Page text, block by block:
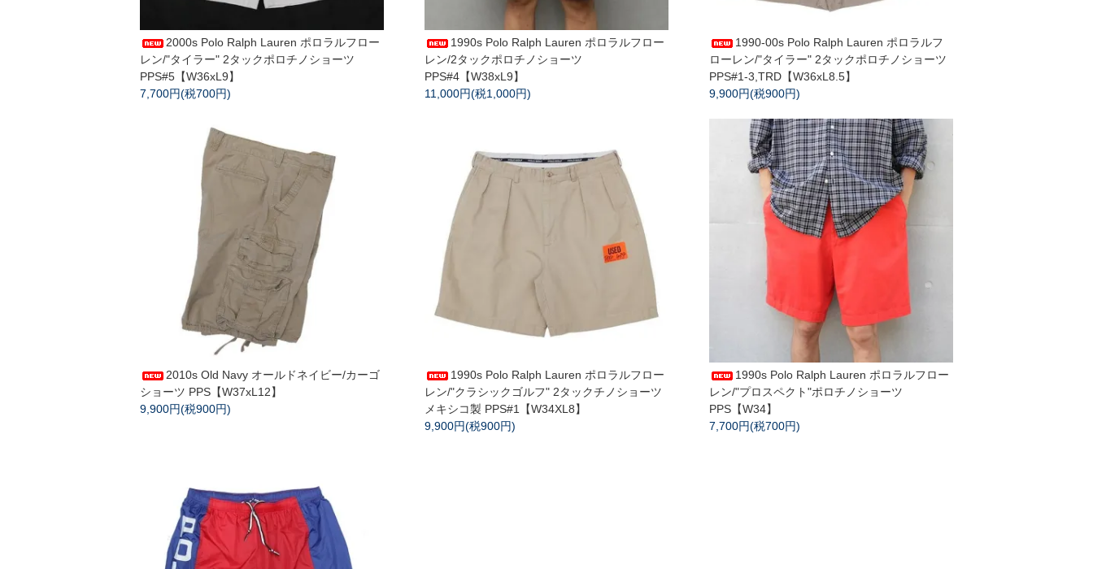
2000s Polo Ralph Lauren ポロラルフロー
レン/"タイラー" 2タックポロチノショーツ
PPS#5【W36xL9】
7,700円(税700円)
1990s Polo Ralph Lauren ポロラルフロー
レン/2タックポロチノショーツ
PPS#4【W38xL9】
11,000円(税1,000円)
1990-00s Polo Ralph Lauren ポロラルフ
ローレン/"タイラー" 2タックポロチノショーツ
PPS#1-3,TRD【W36xL8.5】
9,900円(税900円)
2010s Old Navy オールドネイビー/カーゴ
ショーツ PPS【W37xL12】
9,900円(税900円)
1990s Polo Ralph Lauren ポロラルフロー
レン/"クラシックゴルフ" 2タックチノショーツ
メキシコ製 PPS#1【W34XL8】
9,900円(税900円)
1990s Polo Ralph Lauren ポロラルフロー
レン/"プロスペクト"ポロチノショーツ
PPS【W34】
7,700円(税700円)